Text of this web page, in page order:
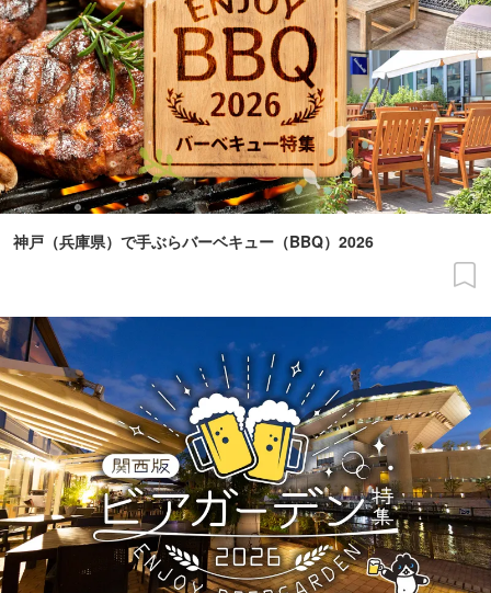
神戸（兵庫県）で手ぶらバーベキュー（BBQ）2026